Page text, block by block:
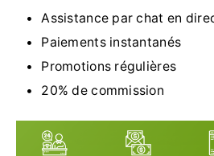
Assistance par chat en
Paiements instantanés
Promotions régulières
20% de commission